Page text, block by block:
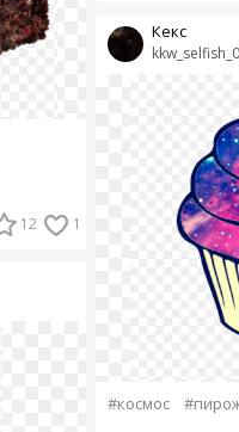
12 1
Кекс
#космос